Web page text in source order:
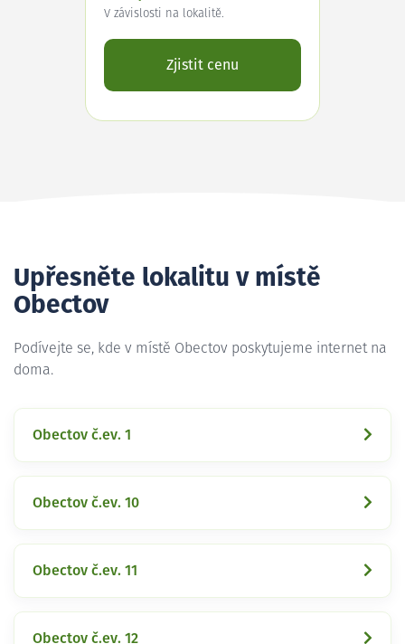
V závislosti na lokalitě.
Zjistit cenu
Upřesněte lokalitu v místě
Obectov
Podívejte se, kde v místě Obectov poskytujeme internet na
doma.
Obectov č.ev. 1
Obectov č.ev. 10
Obectov č.ev. 11
Obectov č.ev. 12